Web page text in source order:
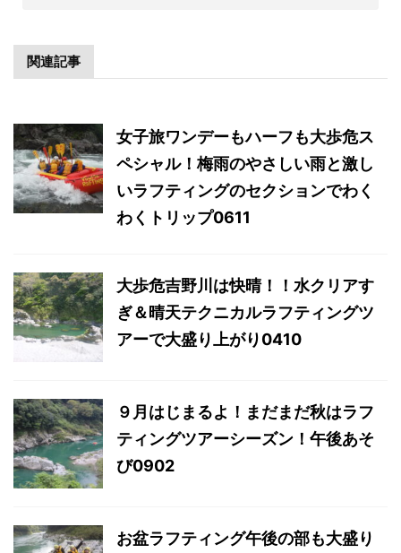
関連記事
女子旅ワンデーもハーフも大歩危ス
ペシャル！梅雨のやさしい雨と激し
いラフティングのセクションでわく
わくトリップ0611
大歩危吉野川は快晴！！水クリアす
ぎ＆晴天テクニカルラフティングツ
アーで大盛り上がり0410
９月はじまるよ！まだまだ秋はラフ
ティングツアーシーズン！午後あそ
び0902
お盆ラフティング午後の部も大盛り